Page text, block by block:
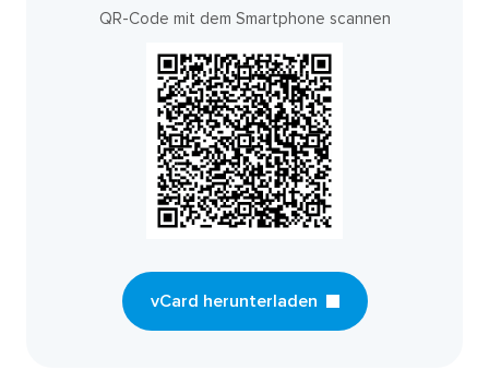
QR-Code mit dem Smartphone scannen
vCard herunterladen